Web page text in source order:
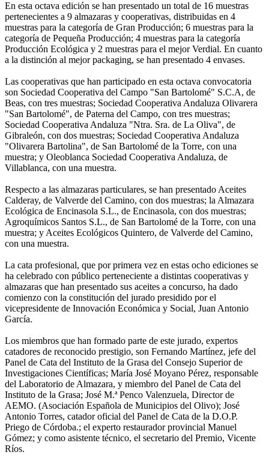
En esta octava edición se han presentado un total de 16 muestras
pertenecientes a 9 almazaras y cooperativas, distribuidas en 4
muestras para la categoría de Gran Producción; 6 muestras para la
categoría de Pequeña Producción; 4 muestras para la categoría
Producción Ecológica y 2 muestras para el mejor Verdial. En cuanto
a la distinción al mejor packaging, se han presentado 4 envases.
Las cooperativas que han participado en esta octava convocatoria
son Sociedad Cooperativa del Campo "San Bartolomé" S.C.A, de
Beas, con tres muestras; Sociedad Cooperativa Andaluza Olivarera
"San Bartolomé", de Paterna del Campo, con tres muestras;
Sociedad Cooperativa Andaluza "Ntra. Sra. de La Oliva", de
Gibraleón, con dos muestras; Sociedad Cooperativa Andaluza
"Olivarera Bartolina", de San Bartolomé de la Torre, con una
muestra; y Oleoblanca Sociedad Cooperativa Andaluza, de
Villablanca, con una muestra.
Respecto a las almazaras particulares, se han presentado Aceites
Calderay, de Valverde del Camino, con dos muestras; la Almazara
Ecológica de Encinasola S.L., de Encinasola, con dos muestras;
Agroquímicos Santos S.L., de San Bartolomé de la Torre, con una
muestra; y Aceites Ecológicos Quintero, de Valverde del Camino,
con una muestra.
La cata profesional, que por primera vez en estas ocho ediciones se
ha celebrado con público perteneciente a distintas cooperativas y
almazaras que han presentado sus aceites a concurso, ha dado
comienzo con la constitución del jurado presidido por el
vicepresidente de Innovación Económica y Social, Juan Antonio
García.
Los miembros que han formado parte de este jurado, expertos
catadores de reconocido prestigio, son Fernando Martínez, jefe del
Panel de Cata del Instituto de la Grasa del Consejo Superior de
Investigaciones Científicas; María José Moyano Pérez, responsable
del Laboratorio de Almazara, y miembro del Panel de Cata del
Instituto de la Grasa; José M.ª Penco Valenzuela, Director de
AEMO. (Asociación Española de Municipios del Olivo); José
Antonio Torres, catador oficial del Panel de Cata de la D.O.P.
Priego de Córdoba.; el experto restaurador provincial Manuel
Gómez; y como asistente técnico, el secretario del Premio, Vicente
Ríos.